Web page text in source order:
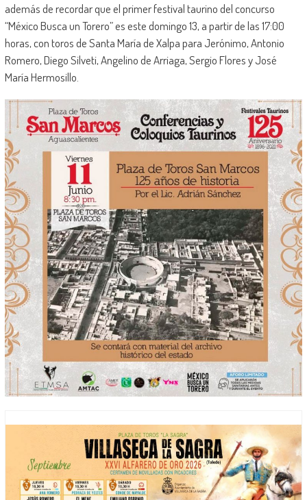
además de recordar que el primer festival taurino del concurso
“México Busca un Torero” es este domingo 13, a partir de las 17:00
horas, con toros de Santa María de Xalpa para Jerónimo, Antonio
Romero, Diego Silveti, Angelino de Arriaga, Sergio Flores y José
María Hermosillo.